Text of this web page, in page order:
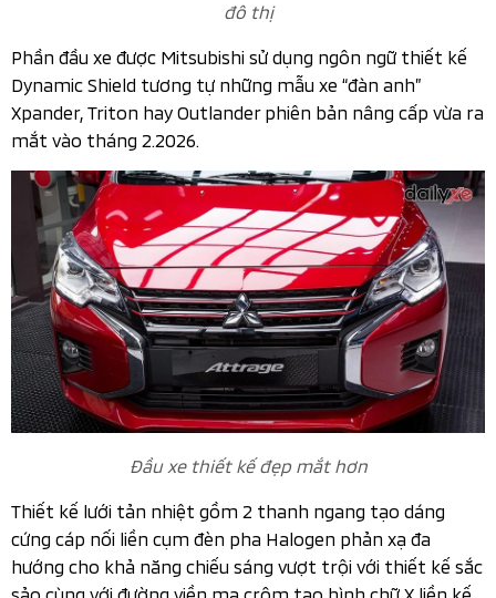
bản nâng cấp Mitsubishi Attrage có chiều dài 4.305 mm,
mức 170 mm. Attrage 2026 sở hữu bán kính quay vòng
4.800 mm, nhỏ nhất phân khúc sedan hạng B hiện nay.
Nếu so với mẫu cũ, Mitsubishi Attrage 2026 dài hơn 60
mm, chủ yếu đến từ việc thay đổi thiết kế đầu xe, chiều
dài cơ sở vẫn giữ nguyên ở mức 2.550 mm.
Mitsubishi Attrage thiết kế nhỏ gọn phù hợp di chuyển
đô thị
Phần đầu xe được Mitsubishi sử dụng ngôn ngữ thiết kế